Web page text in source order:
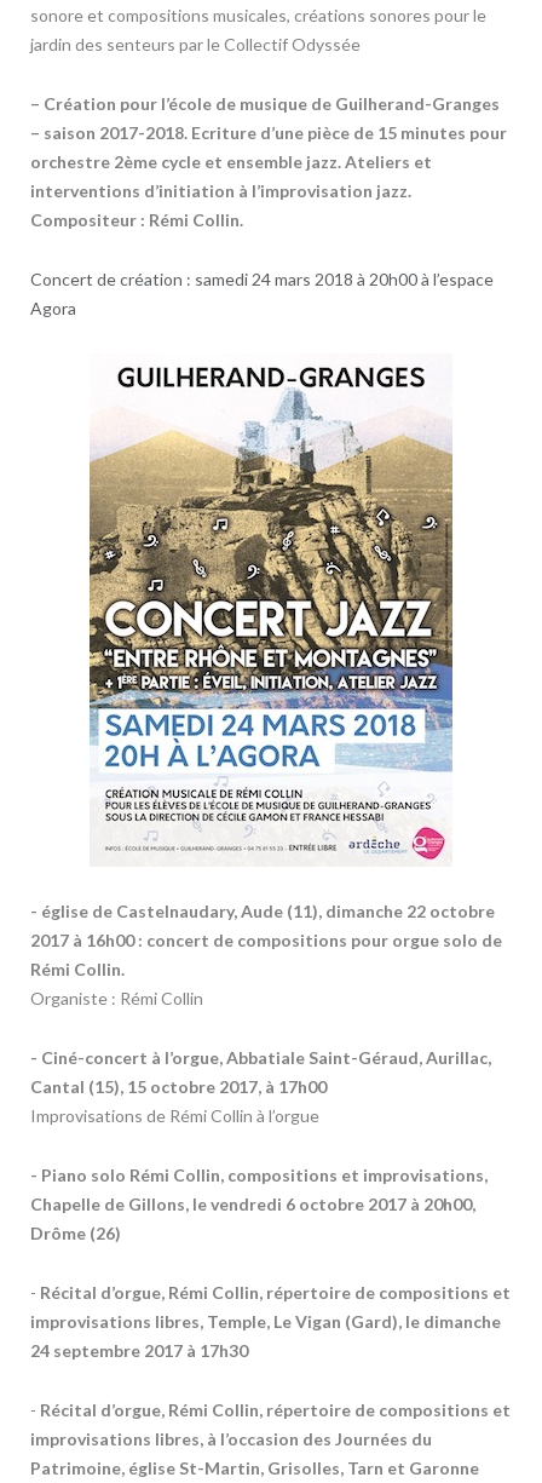
sonore et compositions musicales, créations sonores pour le
jardin des senteurs par le Collectif Odyssée
– Création pour l’école de musique de Guilherand-Granges
– saison 2017-2018. Ecriture d’une pièce de 15 minutes pour
orchestre 2ème cycle et ensemble jazz. Ateliers et
interventions d’initiation à l’improvisation jazz.
Compositeur : Rémi Collin.
Concert de création : samedi 24 mars 2018 à 20h00 à l’espace
Agora
- église de Castelnaudary, Aude (11), dimanche 22 octobre
2017 à 16h00 : concert de compositions pour orgue solo de
Rémi Collin.
Organiste : Rémi Collin
- Ciné-concert à l’orgue, Abbatiale Saint-Géraud, Aurillac,
Cantal (15), 15 octobre 2017, à 17h00
Improvisations de Rémi Collin à l’orgue
- Piano solo Rémi Collin, compositions et improvisations,
Chapelle de Gillons, le vendredi 6 octobre 2017 à 20h00,
Drôme (26)
- Récital d’orgue, Rémi Collin, répertoire de compositions et
improvisations libres, Temple, Le Vigan (Gard), le dimanche
24 septembre 2017 à 17h30
- Récital d’orgue, Rémi Collin, répertoire de compositions et
improvisations libres, à l’occasion des Journées du
Patrimoine, église St-Martin, Grisolles, Tarn et Garonne